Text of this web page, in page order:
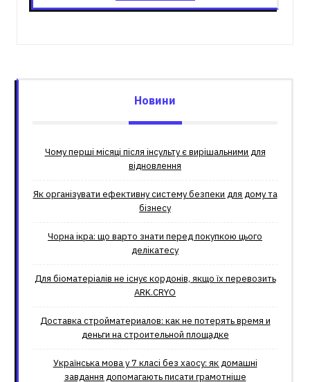
Новини
Чому перші місяці після інсульту є вирішальними для
відновлення
Як організувати ефективну систему безпеки для дому та
бізнесу
Чорна ікра: що варто знати перед покупкою цього
делікатесу
Для біоматеріалів не існує кордонів, якщо їх перевозить
ARK.CRYO
Доставка стройматериалов: как не потерять время и
деньги на строительной площадке
Українська мова у 7 класі без хаосу: як домашні
завдання допомагають писати грамотніше